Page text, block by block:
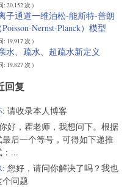
: 20,152 次 )
子通道一维泊松-能斯特-普朗
Nernst-Planck）模型
: 19,917 次 )
水、疏水、超疏水新定义
: 19,827 次 )
回复
: 请收录本人博客
好，瞿老师，我想问下。根据
最后一个等号，可得如下递推
：...
: 您好，请问你解决了吗？我也
个问题